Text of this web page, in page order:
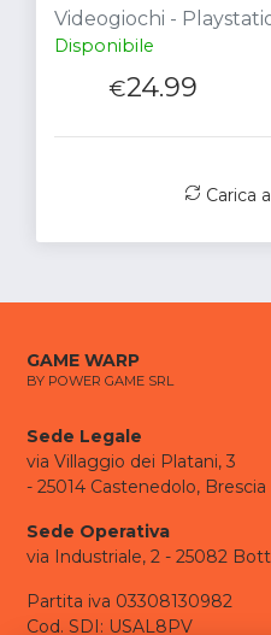
Videogiochi -
Disponibile
€24.99
Carica
GAME WARP
BY POWER GAME SRL
Sede Legale
via Villaggio dei Platani, 3
- 25014 Castenedolo, Brescia
Sede Operativa
via Industriale, 2 - 25082
Partita iva 03308130982
Cod. SDI: USAL8PV